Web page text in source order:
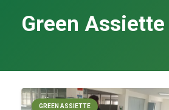
Green Assiette
GREEN ASSIETTE